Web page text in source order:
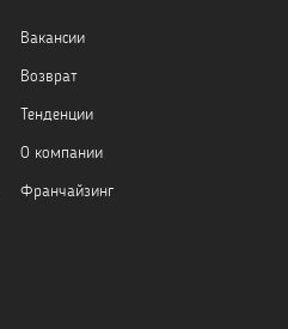
Вакансии
Возврат
Тенденции
О компании
Франчайзинг